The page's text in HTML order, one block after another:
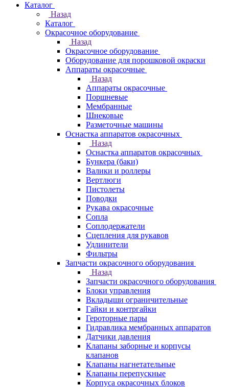
Каталог
Назад
Каталог
Окрасочное оборудование
Назад
Окрасочное оборудование
Оборудование для порошковой окраски
Аппараты окрасочные
Назад
Аппараты окрасочные
Поршневые
Мембранные
Шнековые
Разметочные машины
Оснастка аппаратов окрасочных
Назад
Оснастка аппаратов окрасочных
Бункера (баки)
Валики и роллеры
Вертлюги
Пистолеты
Поводки
Рукава окрасочные
Сопла
Соплодержатели
Сцепления для рукавов
Удлинители
Фильтры
Запчасти окрасочного оборудования
Назад
Запчасти окрасочного оборудования
Блоки управления
Вкладыши ограничительные
Гайки и контргайки
Героторные пары
Гидравлика мембранных аппаратов
Датчики давления
Клапаны заборные и корпусы
клапанов
Клапаны нагнетательные
Клапаны перепускные
Корпуса окрасочных блоков